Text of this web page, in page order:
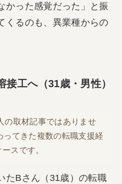
かった感覚だった」と振
くるのも、異業種からの
工へ（31歳・男性）
取材記事ではありませ
ってきた複数の転職支援経
スです。
たBさん（31歳）の転職